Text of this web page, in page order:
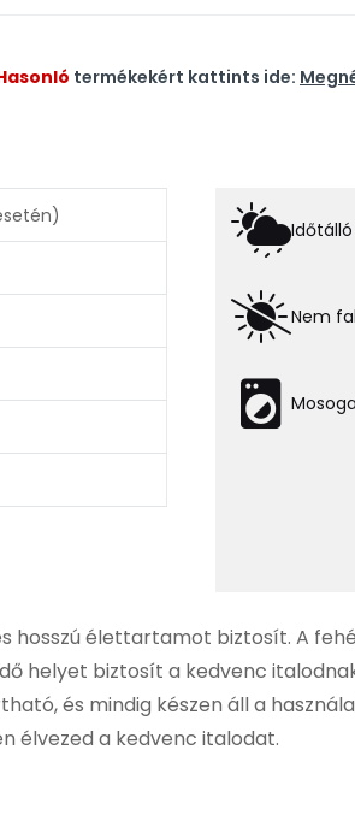
termékekért kattints ide:
Nem
élettartamot biztosít. A
helyet biztosít a kedvenc
és mindig készen áll a
élvezed a kedvenc italodat.